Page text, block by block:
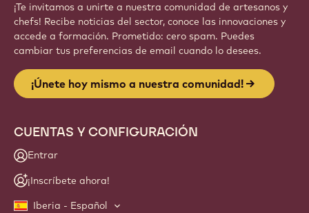
¡Te invitamos a unirte a nuestra comunidad de artesanos y
chefs! Recibe noticias del sector, conoce las innovaciones y
accede a formación. Prometido: cero spam. Puedes
cambiar tus preferencias de email cuando lo desees.
¡Únete hoy mismo a nuestra comunidad!
CUENTAS Y CONFIGURACIÓN
Entrar
¡Inscríbete ahora!
Iberia - Español